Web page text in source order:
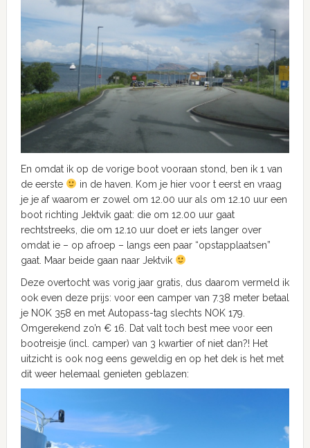
En omdat ik op de vorige boot vooraan stond, ben ik 1 van
de eerste
in de haven. Kom je hier voor t eerst en vraag
je je af waarom er zowel om 12.00 uur als om 12.10 uur een
boot richting Jektvik gaat: die om 12.00 uur gaat
rechtstreeks, die om 12.10 uur doet er iets langer over
omdat ie – op afroep – langs een paar “opstapplaatsen”
gaat. Maar beide gaan naar Jektvik
Deze overtocht was vorig jaar gratis, dus daarom vermeld ik
ook even deze prijs: voor een camper van 7.38 meter betaal
je NOK 358 en met Autopass-tag slechts NOK 179.
Omgerekend zo’n € 16. Dat valt toch best mee voor een
bootreisje (incl. camper) van 3 kwartier of niet dan?! Het
uitzicht is ook nog eens geweldig en op het dek is het met
dit weer helemaal genieten geblazen: